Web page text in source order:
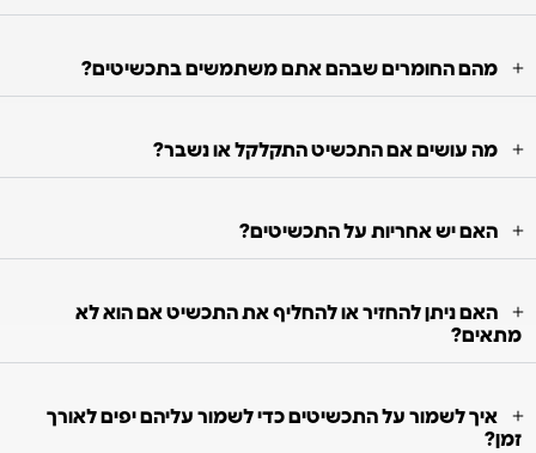
מהם החומרים שבהם אתם משתמשים בתכשיטים?
מה עושים אם התכשיט התקלקל או נשבר?
האם יש אחריות על התכשיטים?
האם ניתן להחזיר או להחליף את התכשיט אם הוא לא
מתאים?
איך לשמור על התכשיטים כדי לשמור עליהם יפים לאורך
זמן?